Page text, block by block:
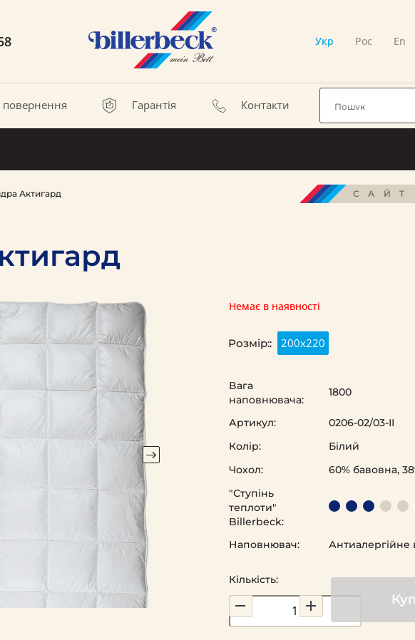
Укр Рос En
повернення Гарантія Контакти
Актигард
Немає в наявності
Розмір:: 200х220
Кількість:
Вага
наповнювача:
1800
Артикул:
0206-02/03-ІІ
Колір:
Білий
Чохол:
60% бавовна,
"Ступінь
теплоти"
Billerbeck:
Наповнювач: Антиалергійне